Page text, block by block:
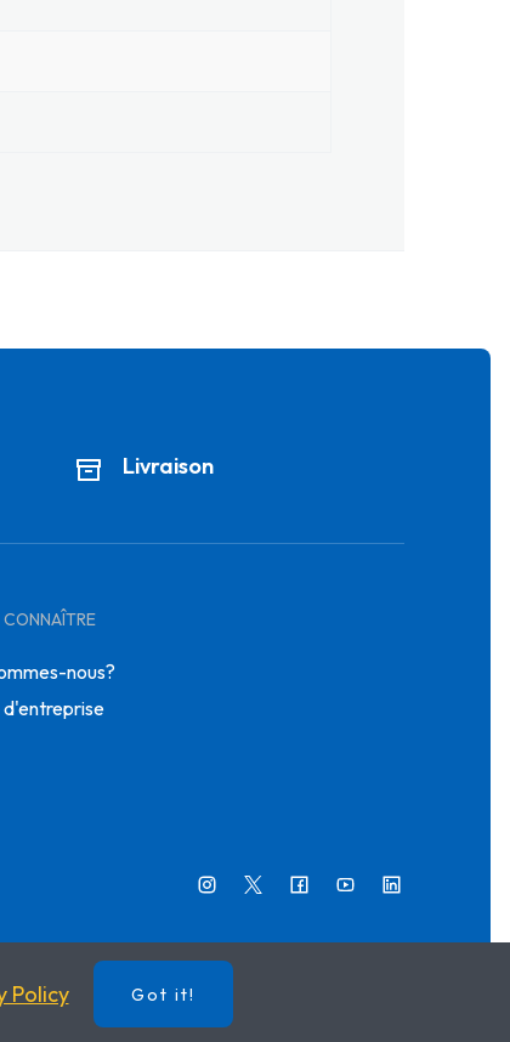
Livraison
nous?
d'entreprise
Policy Got it!